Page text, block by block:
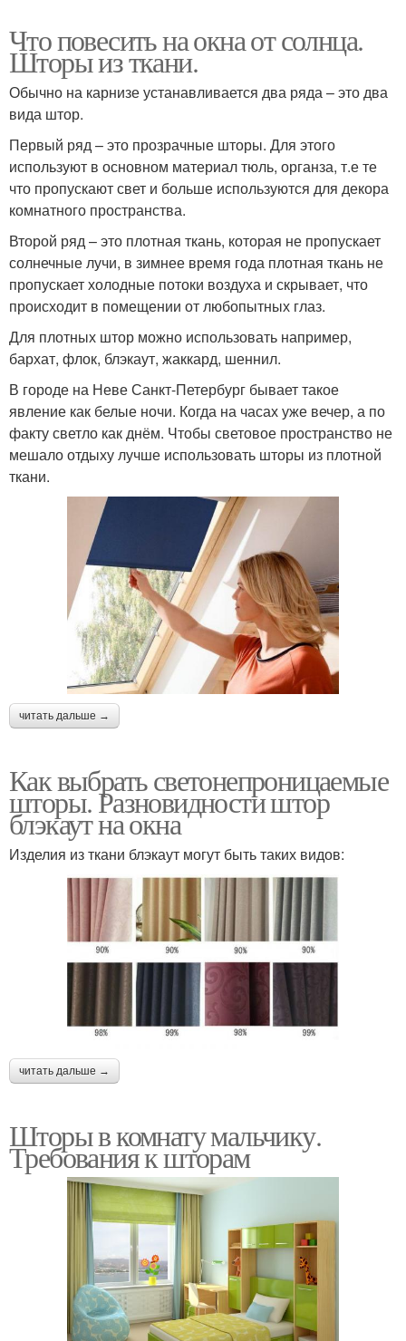
Что повесить на окна от солнца.
Шторы из ткани.
Обычно на карнизе устанавливается два ряда – это два
вида штор.
Первый ряд – это прозрачные шторы. Для этого
используют в основном материал тюль, органза, т.е те
что пропускают свет и больше используются для декора
комнатного пространства.
Второй ряд – это плотная ткань, которая не пропускает
солнечные лучи, в зимнее время года плотная ткань не
пропускает холодные потоки воздуха и скрывает, что
происходит в помещении от любопытных глаз.
Для плотных штор можно использовать например,
бархат, флок, блэкаут, жаккард, шеннил.
В городе на Неве Санкт-Петербург бывает такое
явление как белые ночи. Когда на часах уже вечер, а по
факту светло как днём. Чтобы световое пространство не
мешало отдыху лучше использовать шторы из плотной
ткани.
читать дальше →
Как выбрать светонепроницаемые
шторы. Разновидности штор
блэкаут на окна
Изделия из ткани блэкаут могут быть таких видов:
читать дальше →
Шторы в комнату мальчику.
Требования к шторам